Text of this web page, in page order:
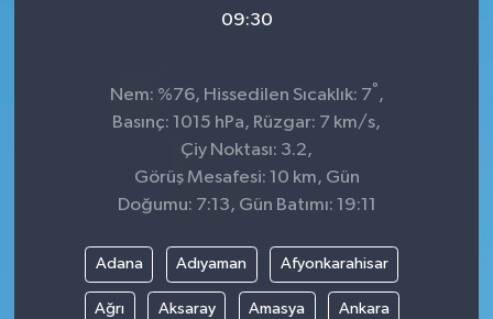
09:30
Nem: %76, Hissedilen Sıcaklık: 7° ,
Basınç: 1015 hPa, Rüzgar: 7 km/s,
Çiy Noktası: 3.2,
Görüş Mesafesi: 10 km, Gün
Doğumu: 7:13, Gün Batımı: 19:11
Adana Adıyaman Afyonkarahisar
Ağrı Aksaray Amasya Ankara
POLİTİKA
RÖPORTAJ
SAĞLIK
SPOR